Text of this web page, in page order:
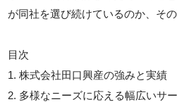
が同社を選び続けているのか、そ
目次
1. 株式会社田口興産の強みと実績
2. 多様なニーズに応える幅広いサ